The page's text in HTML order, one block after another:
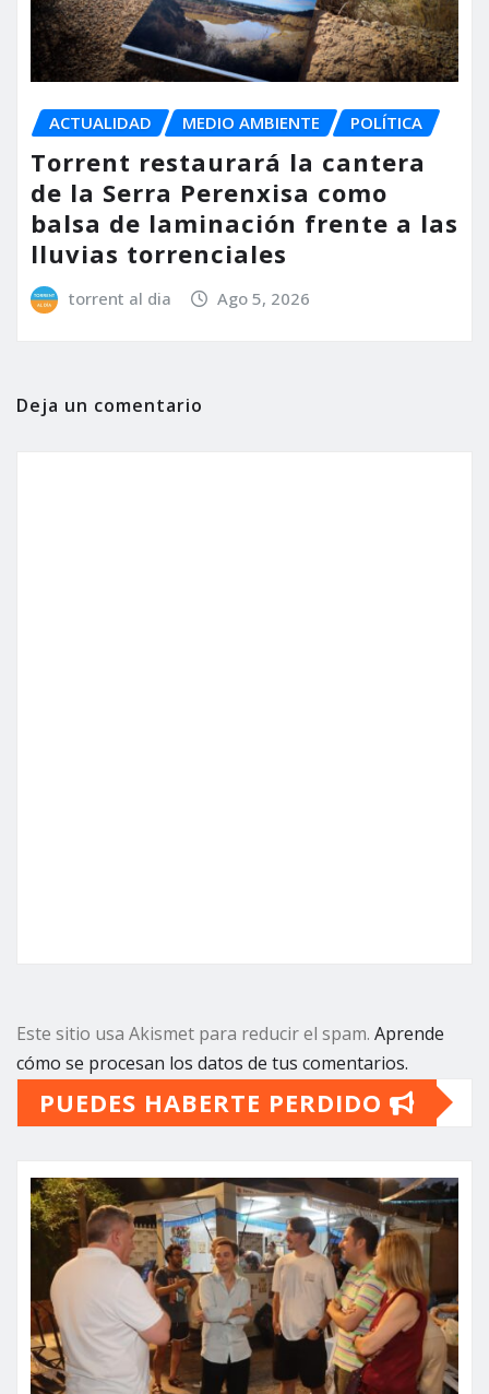
ACTUALIDAD MEDIO AMBIENTE POLÍTICA
Torrent restaurará la cantera
de la Serra Perenxisa como
balsa de laminación frente a las
lluvias torrenciales
torrent al dia Ago 5, 2026
Deja un comentario
Este sitio usa Akismet para reducir el spam. Aprende
cómo se procesan los datos de tus comentarios.
PUEDES HABERTE PERDIDO